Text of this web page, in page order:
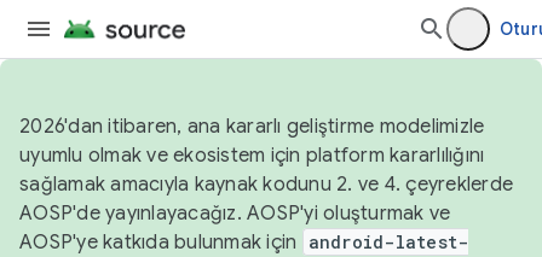
2026'dan itibaren, ana kararlı geliştirme modelimizle
uyumlu olmak ve ekosistem için platform kararlılığını
sağlamak amacıyla kaynak kodunu 2. ve 4. çeyreklerde
AOSP'de yayınlayacağız. AOSP'yi oluşturmak ve
AOSP'ye katkıda bulunmak için
android-latest-